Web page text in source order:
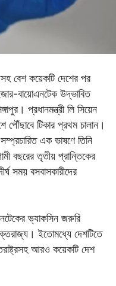
বেশ কয়েকটি দেশের পর
বায়োএনটেক উদ্ভাবিত
প্রধানমন্ত্রী লি সিয়েন
পৌঁছাবে টিকার প্রথম চালান।
এক ভাষণে তিনি
বছরের তৃতীয় প্রান্তিকের
সময় বসবাসকারীদের
ভ্যাকসিন জরুরি
ইতোমধ্যে দেশটিতে
আরও কয়েকটি দেশ